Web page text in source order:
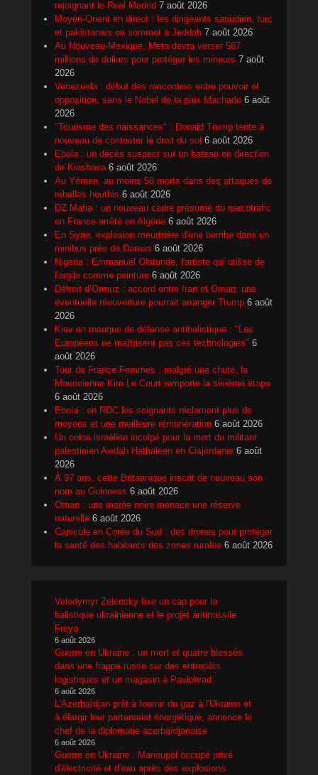
rejoignant le Real Madrid 7 août 2026
Moyen-Orient en direct : les dirigeants saoudien, turc
et pakistanais en sommet à Jeddah 7 août 2026
Au Nouveau-Mexique, Meta devra verser 567
millions de dollars pour protéger les mineurs 7 août
2026
Venezuela : début des rencontres entre pouvoir et
opposition, sans le Nobel de la paix Machado 6 août
2026
"Tourisme des naissances" : Donald Trump tente à
nouveau de contester le droit du sol 6 août 2026
Ebola : un décès suspect sur un bateau en direction
de Kinshasa 6 août 2026
Au Yémen, au moins 58 morts dans des attaques de
rebelles houthis 6 août 2026
DZ Mafia : un nouveau cadre présumé du narcotrafic
en France arrêté en Algérie 6 août 2026
En Syrie, explosion meurtrière d'une bombe dans un
minibus près de Damas 6 août 2026
Nigeria : Emmanuel Olatunde, l'artiste qui utilise de
l'argile comme peinture 6 août 2026
Détroit d’Ormuz : accord entre Iran et Oman, une
éventuelle réouverture pourrait arranger Trump 6 août
2026
Kiev en manque de défense antibalistique : "Les
Européens ne maîtrisent pas ces technologies" 6
août 2026
Tour de France Femmes : malgré une chute, la
Mauricienne Kim Le Court remporte la sixième étape
6 août 2026
Ebola : en RDC les soignants réclament plus de
moyens et une meilleure rémunération 6 août 2026
Un colon israélien inculpé pour la mort du militant
palestinien Awdah Hathaleen en Cisjordanie 6 août
2026
À 97 ans, cette Britannique inscrit de nouveau son
nom au Guinness 6 août 2026
Oman : une marée noire menace une réserve
naturelle 6 août 2026
Canicule en Corée du Sud : des drones pour protéger
la santé des habitants des zones rurales 6 août 2026
Volodymyr Zelensky fixe un cap pour la
balistique ukrainienne et le projet antimissile
Freya
6 août 2026
Guerre en Ukraine : un mort et quatre blessés
dans une frappe russe sur des entrepôts
logistiques et un magasin à Pavlohrad
6 août 2026
L'Azerbaïdjan prêt à fournir du gaz à l'Ukraine et
à élargir leur partenariat énergétique, annonce le
chef de la diplomatie azerbaïdjanaise
6 août 2026
Guerre en Ukraine : Marioupol occupé privé
d'électricité et d'eau après des explosions